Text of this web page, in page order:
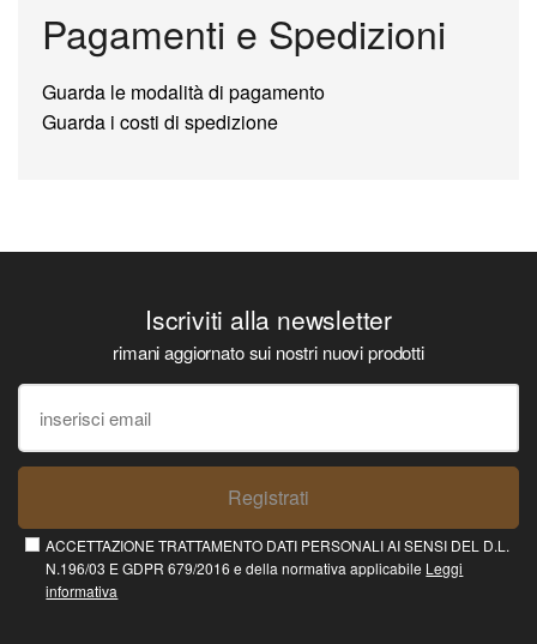
Pagamenti e Spedizioni
Guarda le modalità di pagamento
Guarda i costi di spedizione
Iscriviti alla newsletter
rimani aggiornato sui nostri nuovi prodotti
Registrati
ACCETTAZIONE TRATTAMENTO DATI PERSONALI AI SENSI DEL D.L.
N.196/03 E GDPR 679/2016 e della normativa applicabile Leggi
informativa